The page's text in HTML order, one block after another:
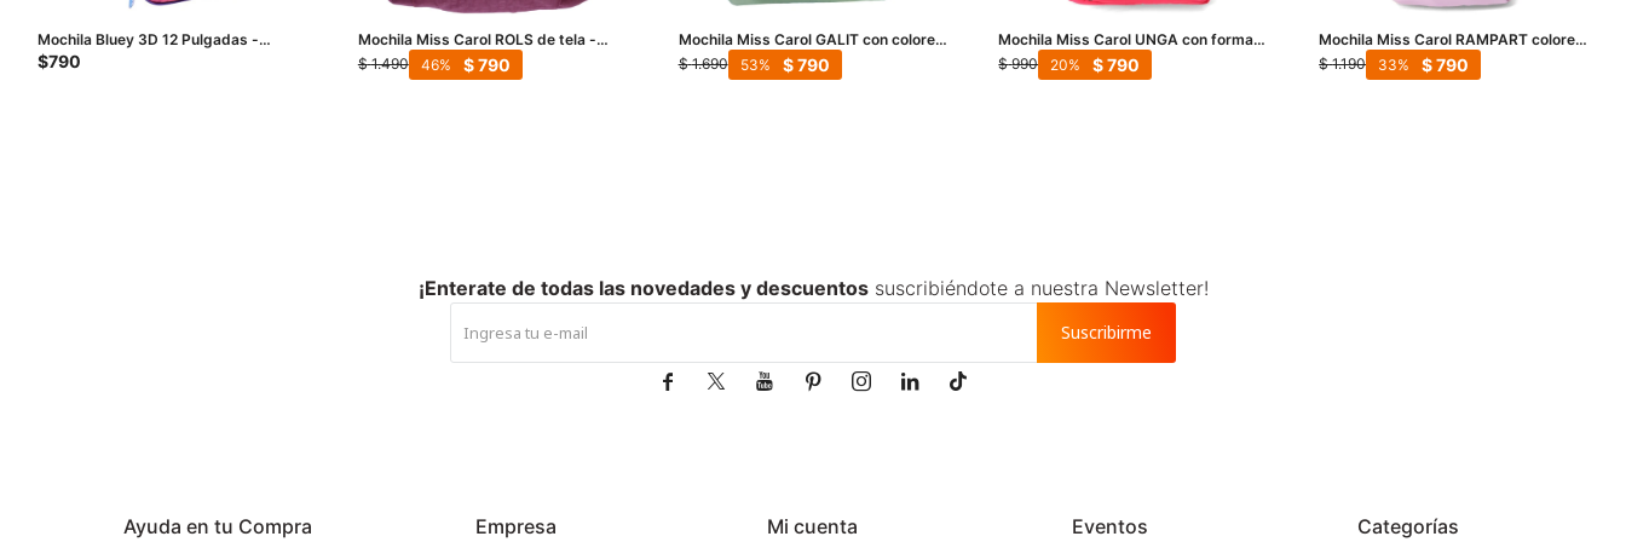
Mochila Bluey 3D 12 Pulgadas -
Rosado
$790
Mochila Miss Carol ROLS de tela -
Bordó
$ 1.490 $790
46
Mochila Miss Carol GALIT con colores
combinados - Verde
$ 1.690 $ 790
53
Mochila Miss Carol UNGA con forma
cuadrada - Fucsia
$ 990 $790
20
Mochila Miss Carol RAMPART colores
pastel - Lila
$ 1.190 $790
33
Ayuda en tu Compra Empresa Mi cuenta Eventos Categorías
¡Enterate de todas las novedades y descuentossuscribiéndote a nuestra Newsletter!
Suscribirme
      